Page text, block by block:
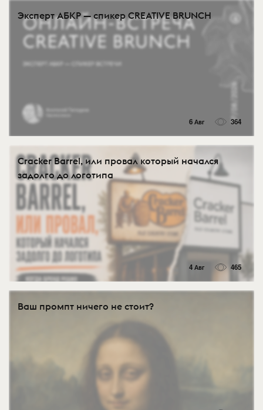
Эксперт АБКР — спикер CREATIVE BRUNCH
6 Авг 364
Cracker Barrel, или провал который начался
задолго до логотипа
4 Авг 465
Ваш промпт ничего не стоит?